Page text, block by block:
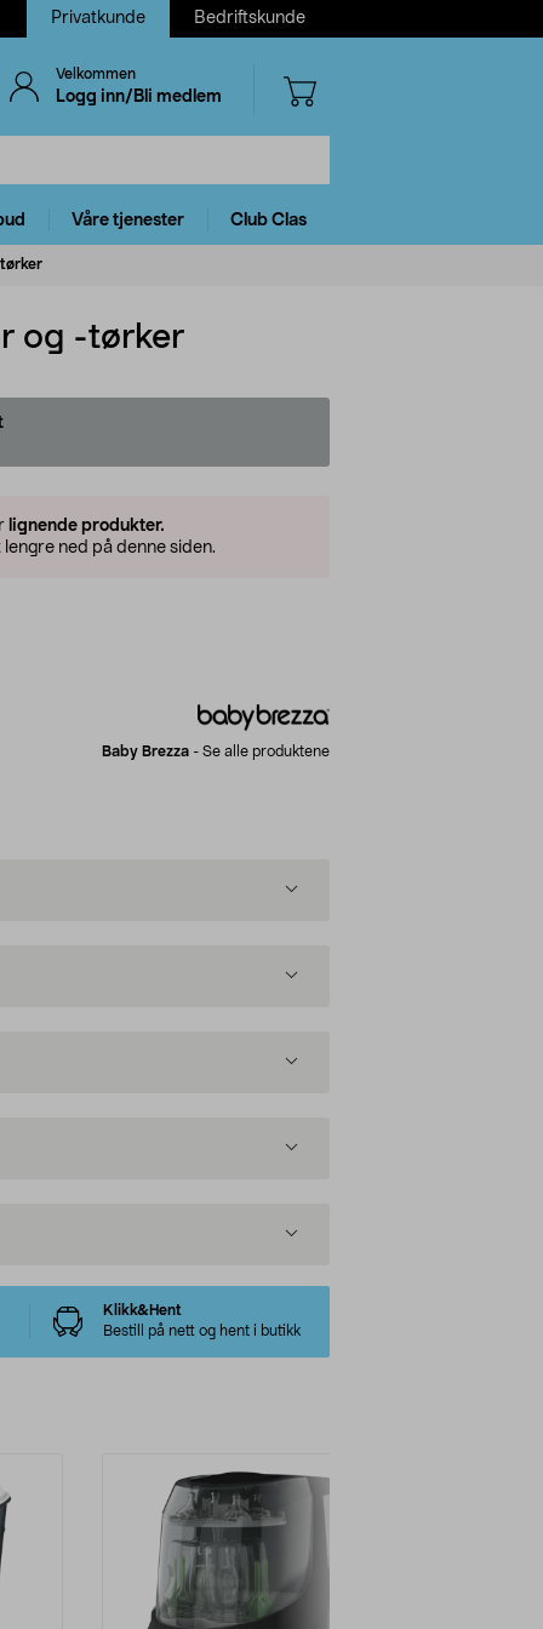
Privatkunde Bedriftskunde
Velkommen
Logg inn/Bli medlem
Våre tjenester Club Clas
og -tørker
lignende produkter.
ned på denne siden.
Baby Brezza - Se alle produktene
Klikk&Hent
Bestill på nett og hent i butikk